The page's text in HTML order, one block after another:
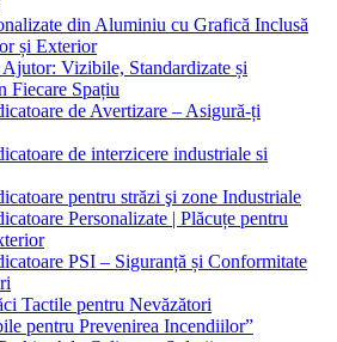
din Aluminiu cu Grafică Inclusă
și Exterior
Ajutor: Vizibile, Standardizate și
Fiecare Spațiu
de Avertizare – Asigură-ți
de interzicere industriale si
pentru străzi şi zone Industriale
Personalizate | Plăcuțe pentru
PSI – Siguranță și Conformitate
Tactile pentru Nevăzători
pentru Prevenirea Incendiilor”